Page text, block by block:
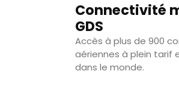
Connectivité
GDS
Accès à plus de 900
aériennes à plein tarif
dans le monde.